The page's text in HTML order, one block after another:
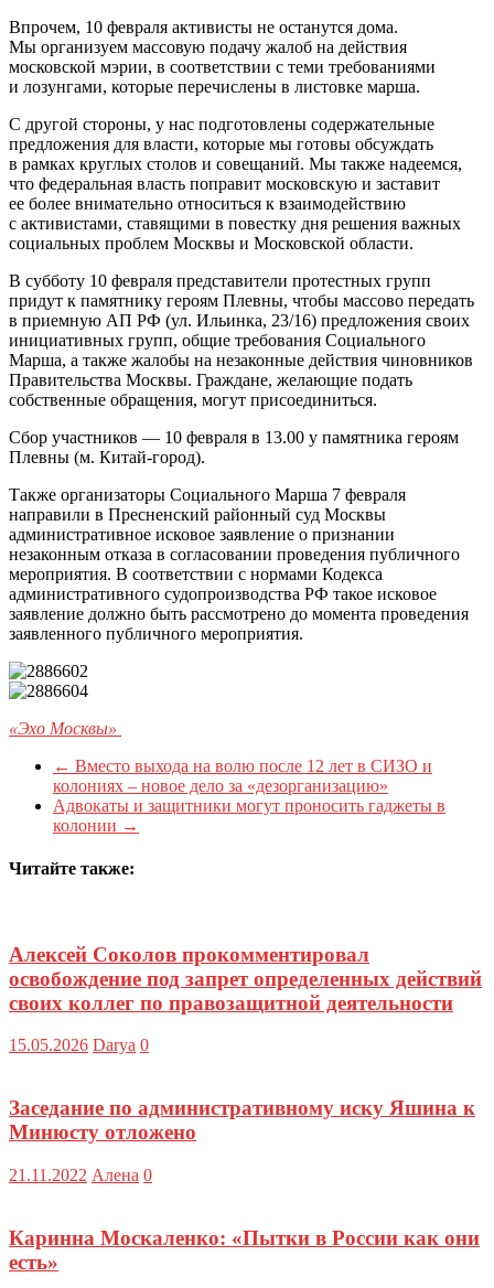
Впрочем, 10 февраля активисты не останутся дома.
Мы организуем массовую подачу жалоб на действия
московской мэрии, в соответствии с теми требованиями
и лозунгами, которые перечислены в листовке марша.
С другой стороны, у нас подготовлены содержательные
предложения для власти, которые мы готовы обсуждать
в рамках круглых столов и совещаний. Мы также надеемся,
что федеральная власть поправит московскую и заставит
ее более внимательно относиться к взаимодействию
с активистами, ставящими в повестку дня решения важных
социальных проблем Москвы и Московской области.
В субботу 10 февраля представители протестных групп
придут к памятнику героям Плевны, чтобы массово передать
в приемную АП РФ (ул. Ильинка, 23/16) предложения своих
инициативных групп, общие требования Социального
Марша, а также жалобы на незаконные действия чиновников
Правительства Москвы. Граждане, желающие подать
собственные обращения, могут присоединиться.
Сбор участников — 10 февраля в 13.00 у памятника героям
Плевны (м. Китай-город).
Также организаторы Социального Марша 7 февраля
направили в Пресненский районный суд Москвы
административное исковое заявление о признании
незаконным отказа в согласовании проведения публичного
мероприятия. В соответствии с нормами Кодекса
административного судопроизводства РФ такое исковое
заявление должно быть рассмотрено до момента проведения
заявленного публичного мероприятия.
«Эхо Москвы»
← Вместо выхода на волю после 12 лет в СИЗО и
колониях – новое дело за «дезорганизацию»
Адвокаты и защитники могут проносить гаджеты в
колонии →
Читайте также:
Алексей Соколов прокомментировал
освобождение под запрет определенных действий
своих коллег по правозащитной деятельности
15.05.2026 Darya 0
Заседание по административному иску Яшина к
Минюсту отложено
21.11.2022 Алена 0
Каринна Москаленко: «Пытки в России как они
есть»